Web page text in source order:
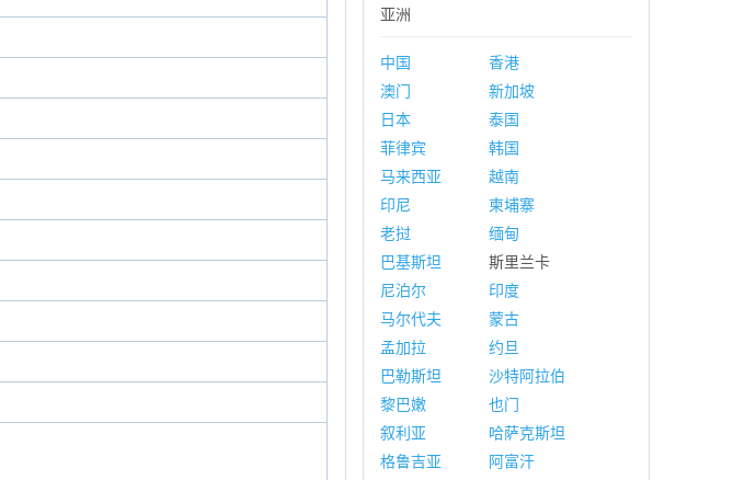
亚洲
中国
香港
澳门
新加坡
日本
泰国
菲律宾
韩国
马来西亚
越南
印尼
柬埔寨
老挝
缅甸
巴基斯坦
斯里兰卡
尼泊尔
印度
马尔代夫
蒙古
孟加拉
约旦
巴勒斯坦
沙特阿拉伯
黎巴嫩
也门
叙利亚
哈萨克斯坦
格鲁吉亚
阿富汗